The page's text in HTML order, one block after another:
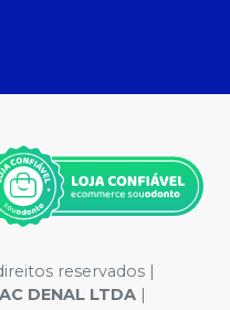
reservados |
DENAL LTDA |